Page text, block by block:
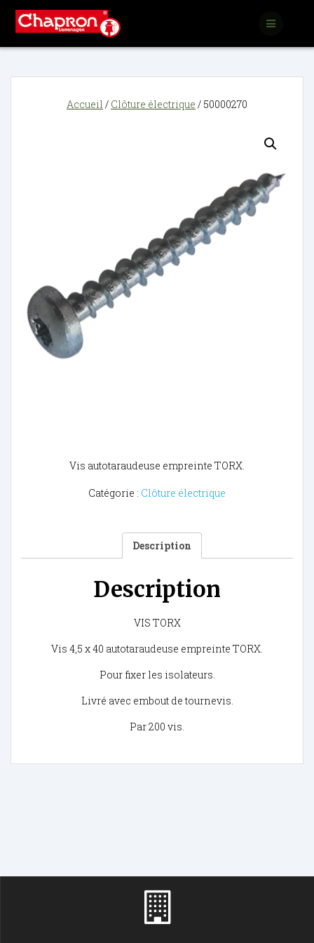
Accueil / Clôture électrique / 50000270
Vis autotaraudeuse empreinte TORX.
Catégorie : Clôture électrique
Description
Description
VIS TORX
Vis 4,5 x 40 autotaraudeuse empreinte TORX.
Pour fixer les isolateurs.
Livré avec embout de tournevis.
Par 200 vis.